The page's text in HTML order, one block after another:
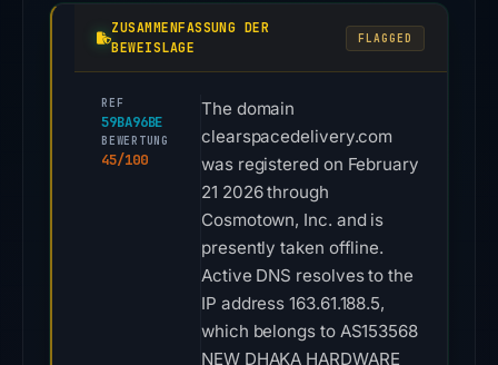
ZUSAMMENFASSUNG DER
BEWEISLAGE
FLAGGED
REF
59BA96BE
BEWERTUNG
45/100
The domain
clearspacedelivery.com
was registered on February
21 2026 through
Cosmotown, Inc. and is
presently taken offline.
Active DNS resolves to the
IP address 163.61.188.5,
which belongs to AS153568
NEW DHAKA HARDWARE